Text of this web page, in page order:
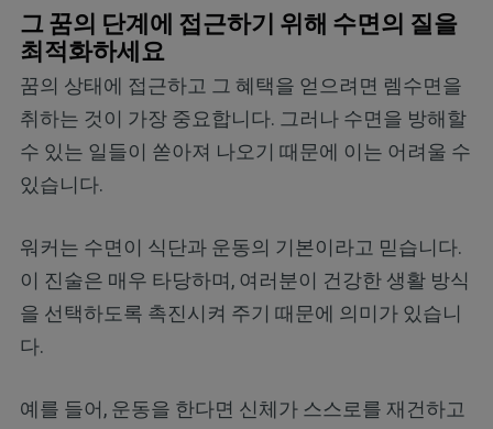
그 꿈의 단계에 접근하기 위해 수면의 질을
최적화하세요
꿈의 상태에 접근하고 그 혜택을 얻으려면 렘수면을
취하는 것이 가장 중요합니다. 그러나 수면을 방해할
수 있는 일들이 쏟아져 나오기 때문에 이는 어려울 수
있습니다.
워커는 수면이 식단과 운동의 기본이라고 믿습니다.
이 진술은 매우 타당하며, 여러분이 건강한 생활 방식
을 선택하도록 촉진시켜 주기 때문에 의미가 있습니
다.
예를 들어, 운동을 한다면 신체가 스스로를 재건하고